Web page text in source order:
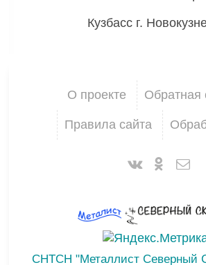
Кузбасс г.
О проекте Обратная
Правила сайта
СНТСН "Металлист Северный